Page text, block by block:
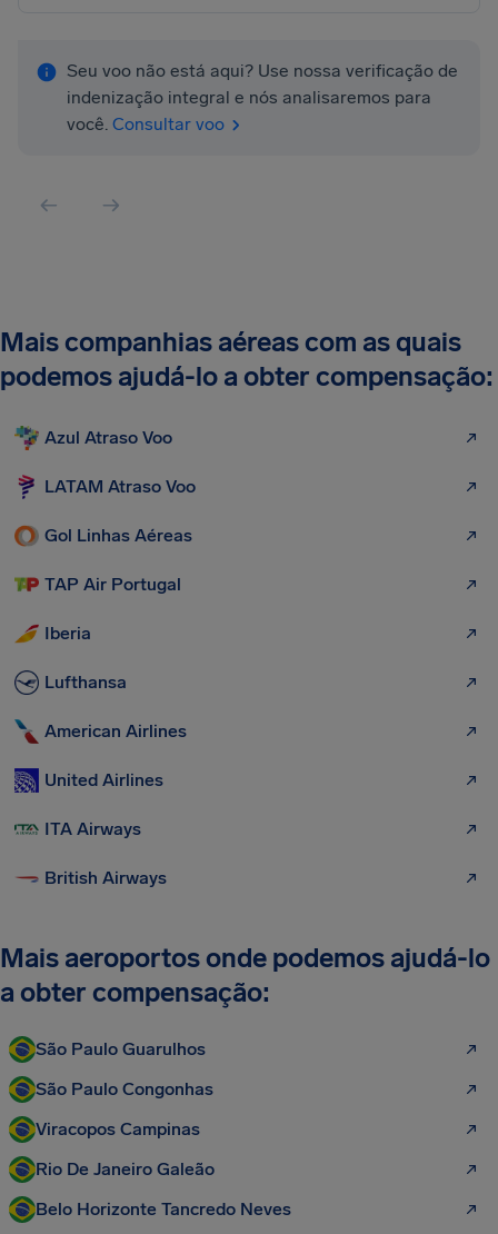
Seu voo não está aqui? Use nossa verificação de
indenização integral e nós analisaremos para
você. Consultar voo
Mais companhias aéreas com as quais
podemos ajudá-lo a obter compensação:
Azul Atraso Voo
LATAM Atraso Voo
Gol Linhas Aéreas
TAP Air Portugal
Iberia
Lufthansa
American Airlines
United Airlines
ITA Airways
British Airways
Mais aeroportos onde podemos ajudá-lo
a obter compensação:
São Paulo Guarulhos
São Paulo Congonhas
Viracopos Campinas
Rio De Janeiro Galeão
Belo Horizonte Tancredo Neves